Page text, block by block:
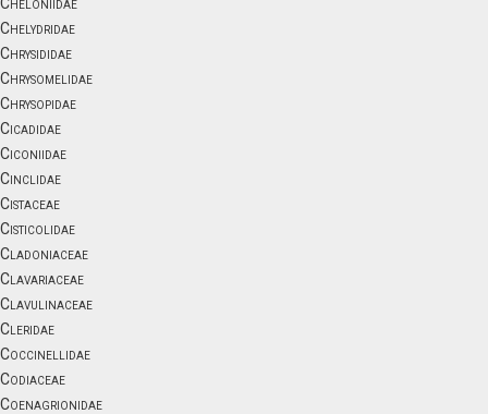
Chelydridae
Chrysididae
Chrysomelidae
Chrysopidae
Cicadidae
Ciconiidae
Cinclidae
Cistaceae
Cisticolidae
Cladoniaceae
Clavariaceae
Clavulinaceae
Cleridae
Coccinellidae
Codiaceae
Coenagrionidae